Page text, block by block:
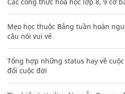
Mẹo học thuộc Bảng tuần hoàn
câu nói vui vẻ
Tổng hợp những status hay về
đổi cuộc đời